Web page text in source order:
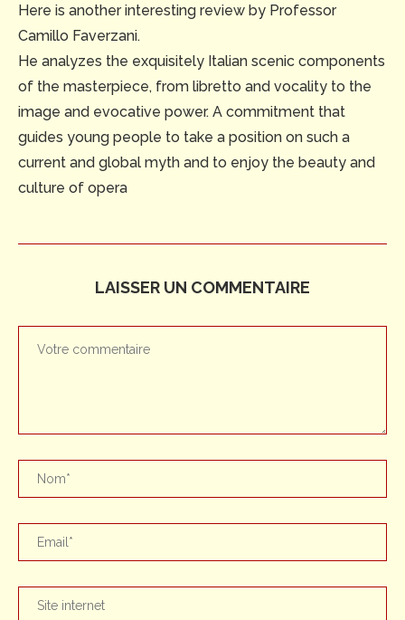
Here is another interesting review by Professor
Camillo Faverzani.
He analyzes the exquisitely Italian scenic components
of the masterpiece, from libretto and vocality to the
image and evocative power. A commitment that
guides young people to take a position on such a
current and global myth and to enjoy the beauty and
culture of opera
LAISSER UN COMMENTAIRE